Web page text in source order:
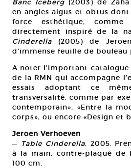
Banc Iceberg (2003) de
en angles aigus et obtus
force esthétique,
directement inspiré de la
Cinderella (2005) de
d’immense feuille de bouleau
A noter l’important
de la RMN qui accompagne
essais adoptant ce
transversalité, comme par
contemporain», «Entre la
corps», ou encore «Design et
Jeroen Verhoeven
— Table Cinderella, 2005.
à la main, contre-plaqué de
100 cm.